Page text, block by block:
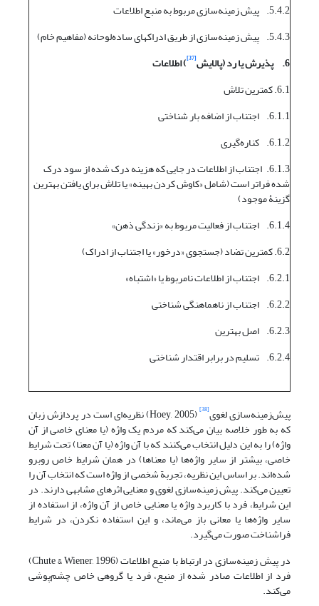
5.4.2. پیش زمینه‌سازی مربوط به منبع اطلاعات
5.4.3. پیش زمینه‌سازی از طریق ادراکهای ساده‌لوحانه (مفاهیم خام)
6. پذیرش یا رد (پالایش[37]
) اطلاعات
6.1. کمترین تلاش
6.1.1. اجتناب از اضافه بار شناختی
6.1.2. کناره‌گیری
6.1.3. اجتناب از اطلاعات در جایی که هزینه درک شده از سود درک
شده فراتر است (شامل «کاوش کردن بهینه» یا تلاش برای یافتن بهترین
گزینۀ موجود)
6.1.4. اجتناب از فعالیت مربوط به «زندگی ذهن»
6.2. کمترین تضاد (جستجوی «درخور» یا اجتناب از ادراک)
6.2.1. اجتناب از اطلاعات نامربوط یا «اشتباه»
6.2.2. اجتناب از ناهماهنگی شناختی
6.2.3. اصل بهترین
6.2.4. تسلیم در برابر اقتدار شناختی
پیش‌زمینه‌سازی لغوی[38] (Hoey, 2005) نظریه‌ای است در پردازش زبان
که به طور خلاصه بیان می‌کند که مردم یک واژه (یا معنای خاصی از آن
واژه) را به این دلیل انتخاب می‌کنند که با آن واژه (یا آن معنا) تحت شرایط
خاصی، بیشتر از سایر واژه‌ها (یا معناها) در همان شرایط خاص روبرو
شده‌اند. بر اساس این نظریه، تجربة شخصی از واژه است که انتخاب آن را
تعیین می‌کند. پیش زمینه‌سازی لغوی و معنایی اثرهای مشابهی دارند. در
این شرایط، فرد با کاربرد واژه یا معنایی خاص از آن واژه، از استفاده از
سایر واژه‌ها یا معانی باز می‌ماند، و این استفاده نکردن، در شرایط
فراشناخت صورت می‌گیرد.
در پیش زمینه‌سازی در ارتباط با منبع اطلاعات (Chute & Wiener, 1996)
فرد از اطلاعات صادر شده از منبع، فرد یا گروهی خاص چشم‌پوشی
می‌کند.